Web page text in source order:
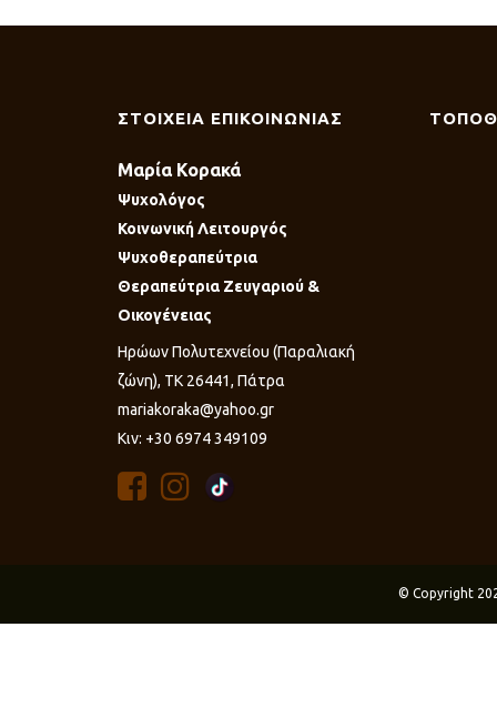
ΣΤΟΙΧΕΙΑ ΕΠΙΚΟΙΝΩΝΙΑΣ
Μαρία Κορακά
Ψυχολόγος
Κοινωνική Λειτουργός
Ψυχοθεραπεύτρια
Θεραπεύτρια Ζευγαριού &
Οικογένειας
Ηρώων Πολυτεχνείου (Παραλιακή
ζώνη), ΤΚ 26441, Πάτρα
mariakoraka@yahoo.gr
Κιν: +30 6974 349109
© Copyright